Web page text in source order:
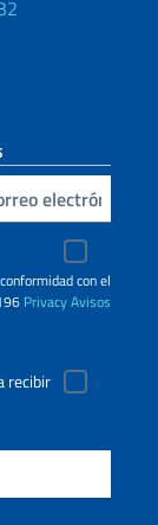
con el
PrivacyAvisos
recibir